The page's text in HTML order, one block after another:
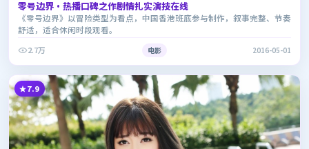
零号边界·热播口碑之作剧情扎实演技在线
《零号边界》以冒险类型为看点，中国香港班底参与制作，叙事完整、节奏
舒适，适合休闲时段观看。
2.7万
电影 2016-05-01
7.9